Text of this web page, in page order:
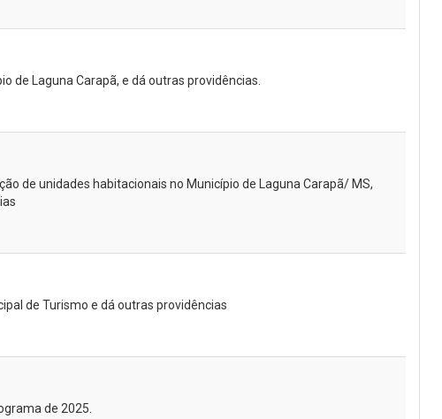
de Laguna Carapã, e dá outras providências.
de unidades habitacionais no Município de Laguna Carapã/ MS,
de Turismo e dá outras providências
de 2025.